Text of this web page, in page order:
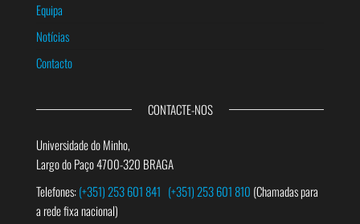
Equipa
Notícias
Contacto
CONTACTE-NOS
Universidade do Minho,
Largo do Paço 4700-320 BRAGA
Telefones:(+351) 253 601 841 (+351) 253 601 810 (Chamadas para
a rede fixa nacional)